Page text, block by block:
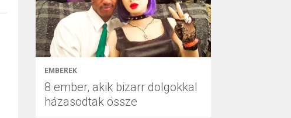
EMBEREK
8 ember, akik bizarr dolgokkal
házasodtak össze